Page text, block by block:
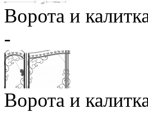
Ворота и
-
Ворота и